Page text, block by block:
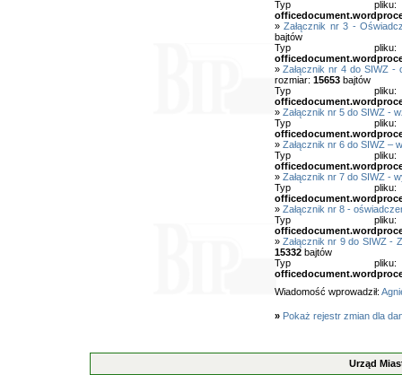
Typ
»Załącznik nr 3 -
bajtów
Typ
»Załącznik nr 4 do SIWZ -
rozmiar: 15653bajtów
Typ
» Załącznik nr 5 do SIWZ -
Typ
» Załącznik nr 6 do SIWZ –
Typ
» Załącznik nr 7 do SIWZ -
Typ
» Załącznik nr 8 -
Typ
» Załącznik nr 9 do SIWZ -
15332bajtów
Typ
Wiadomość wprowadził:
» Pokaż rejestr zmian dla
Urząd